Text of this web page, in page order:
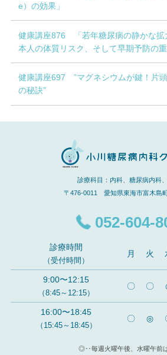
e）の効果」
健康講座876 「若年糖尿病の静かな拡
本人の体質リスク、そして早期予防の重
健康講座697 ”マグネシウムが鍵！片
の秘訣”
診療科目：内科、糖尿病内科
〒476-0011 愛知県東海市富木島
052-604-
診療時間
（受付時間）
月 火
9:00〜12:15
（8:45～12:15）
〇 〇
16:00〜18:45
（15:45～18:45）
〇 ◎
◎‥毎週火曜午後、水曜午前